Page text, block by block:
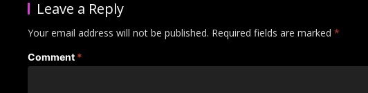
Leave a Reply
Your email address will not be published. Required fields are marked*
Comment *